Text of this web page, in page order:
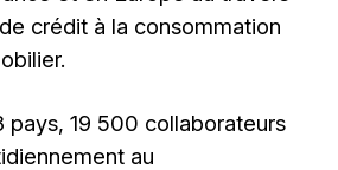
crédit à la consommation
pays, 19 500 collaborateurs
au